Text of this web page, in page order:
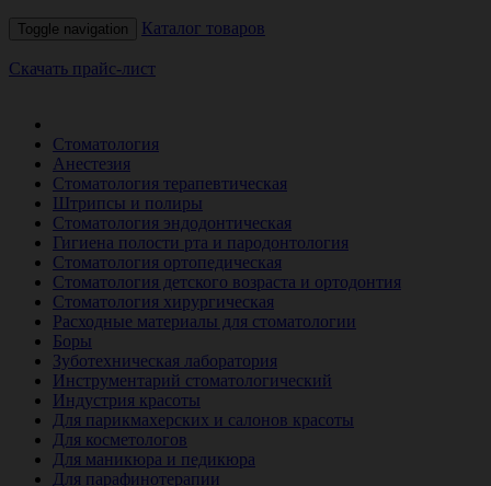
Toggle navigation Каталог товаров
Скачать прайс-лист
Стоматология
Анестезия
Стоматология терапевтическая
Штрипсы и полиры
Стоматология эндодонтическая
Гигиена полости рта и пародонтология
Стоматология ортопедическая
Стоматология детского возраста и ортодонтия
Стоматология хирургическая
Расходные материалы для стоматологии
Боры
Зуботехническая лаборатория
Инструментарий стоматологический
Индустрия красоты
Для парикмахерских и салонов красоты
Для косметологов
Для маникюра и педикюра
Для парафинотерапии